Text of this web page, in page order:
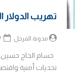
تهريب الدولار
مدونة المرجل
حسام الحاج حسين ||
تحديات أمنية